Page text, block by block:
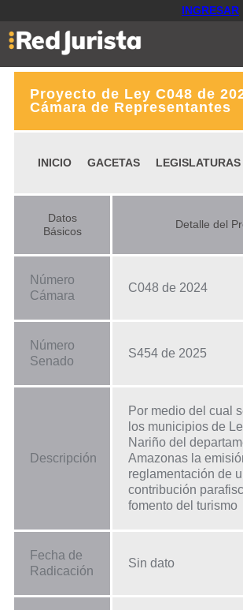
INGRESAR
Contáctanos
Planes
Proyecto de Ley C048 de
Cámara de Representantes
INICIO GACETAS LEGISLATURAS
Datos
Básicos
Detalle del
Número
Cámara
C048 de 2024
Número
Senado
S454 de 2025
Descripción
Por medio del cual
los municipios de
Nariño del
Amazonas la
reglamentación de
contribución
fomento del turismo
Fecha de
Radicación
Sin dato